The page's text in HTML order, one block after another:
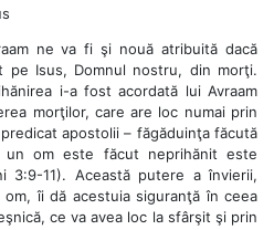
ne va fi şi nouă atribuită dacă
pe Isus, Domnul nostru, din morţi.
i-a fost acordată lui Avraam
morţilor, care are loc numai prin
apostolii – făgăduinţa făcută
un om este făcut neprihănit este
3:9-11). Această putere a învierii,
îi dă acestuia siguranţă în ceea
ce va avea loc la sfârşit şi prin